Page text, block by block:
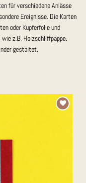
für verschiedene Anlässe
Ereignisse. Die Karten
oder Kupferfolie und
z.B. Holzschliffpappe.
gestaltet.